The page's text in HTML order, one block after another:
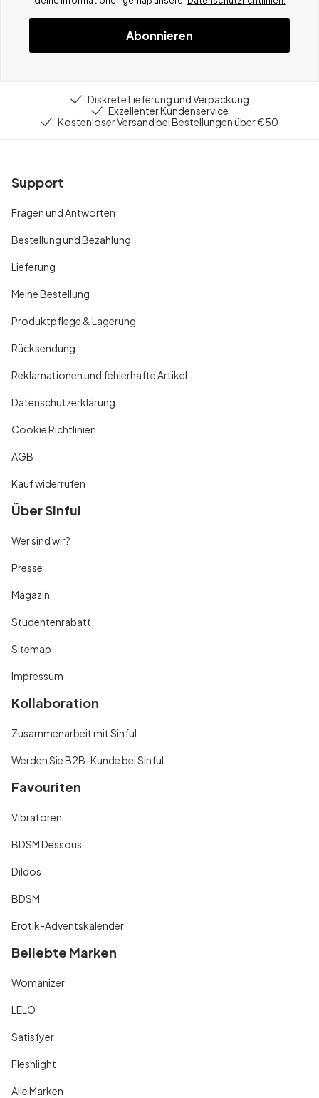
Abonnieren
Diskrete Lieferung und Verpackung
Exzellenter Kundenservice
Kostenloser Versand bei Bestellungen über €50
Support
Fragen und Antworten
Bestellung und Bezahlung
Lieferung
Meine Bestellung
Produktpflege & Lagerung
Rücksendung
Reklamationen und fehlerhafte Artikel
Datenschutzerklärung
Cookie Richtlinien
AGB
Kauf widerrufen
Über Sinful
Wer sind wir?
Presse
Magazin
Studentenrabatt
Sitemap
Impressum
Kollaboration
Zusammenarbeit mit Sinful
Werden Sie B2B-Kunde bei Sinful
Favouriten
Vibratoren
BDSM Dessous
Dildos
BDSM
Erotik-Adventskalender
Beliebte Marken
Womanizer
LELO
Satisfyer
Fleshlight
Alle Marken